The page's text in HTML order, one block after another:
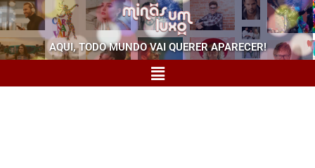
AQUI, TODO MUNDO VAI QUERER APARECER!